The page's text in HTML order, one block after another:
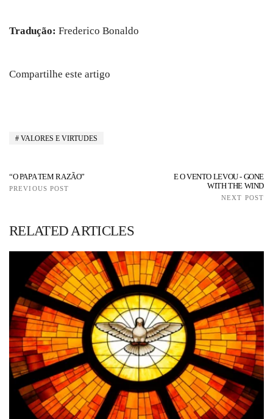
Tradução: Frederico Bonaldo
Compartilhe este artigo
VALORES E VIRTUDES
“O PAPA TEM RAZÃO”
PREVIOUS POST
E O VENTO LEVOU - GONE
WITH THE WIND
NEXT POST
RELATED ARTICLES